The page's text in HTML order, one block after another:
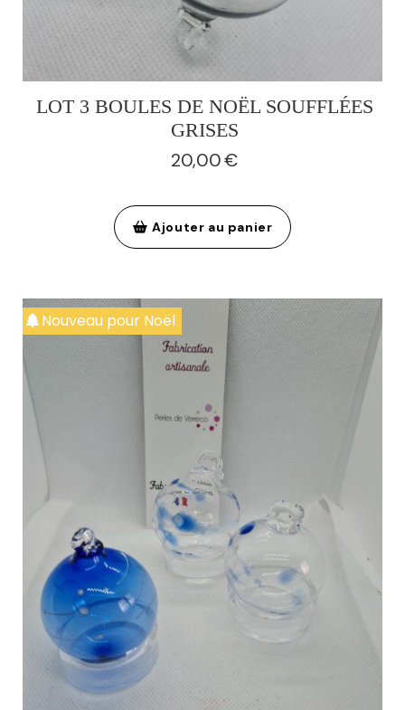
LOT 3 BOULES DE NOËL SOUFFLÉES
GRISES
20,00€
Ajouter au panier
Nouveau pour Noël